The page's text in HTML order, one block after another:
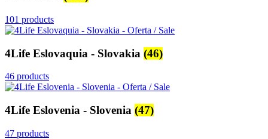
101 products
4Life Eslovaquia - Slovakia (46)
46 products
4Life Eslovenia - Slovenia (47)
47 products